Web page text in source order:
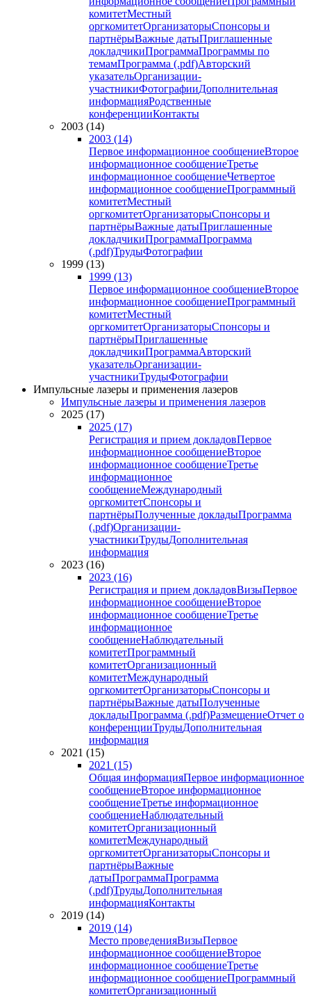
комитетМестный
оргкомитетОрганизаторыСпонсоры и
партнёрыВажные датыПриглашенные
докладчикиПрограммаПрограммы по
темамПрограмма (.pdf)Авторский
указательОрганизации-
участникиФотографииДополнительная
информацияРодственные
конференцииКонтакты
2003 (14)
2003 (14)
Первое информационное сообщениеВторое
информационное сообщениеТретье
информационное сообщениеЧетвертое
информационное сообщениеПрограммный
комитетМестный
оргкомитетОрганизаторыСпонсоры и
партнёрыВажные датыПриглашенные
докладчикиПрограммаПрограмма
(.pdf)ТрудыФотографии
1999 (13)
1999 (13)
Первое информационное сообщениеВторое
информационное сообщениеПрограммный
комитетМестный
оргкомитетОрганизаторыСпонсоры и
партнёрыПриглашенные
докладчикиПрограммаАвторский
указательОрганизации-
участникиТрудыФотографии
Импульсные лазеры и применения лазеров
Импульсные лазеры и применения лазеров
2025 (17)
2025 (17)
Регистрация и прием докладовПервое
информационное сообщениеВторое
информационное сообщениеТретье
информационное
сообщениеМеждународный
оргкомитетСпонсоры и
партнёрыПолученные докладыПрограмма
(.pdf)Организации-
участникиТрудыДополнительная
информация
2023 (16)
2023 (16)
Регистрация и прием докладовВизыПервое
информационное сообщениеВторое
информационное сообщениеТретье
информационное
сообщениеНаблюдательный
комитетПрограммный
комитетОрганизационный
комитетМеждународный
оргкомитетОрганизаторыСпонсоры и
партнёрыВажные датыПолученные
докладыПрограмма (.pdf)РазмещениеОтчет о
конференцииТрудыДополнительная
информация
2021 (15)
2021 (15)
Общая информацияПервое информационное
сообщениеВторое информационное
сообщениеТретье информационное
сообщениеНаблюдательный
комитетОрганизационный
комитетМеждународный
оргкомитетОрганизаторыСпонсоры и
партнёрыВажные
датыПрограммаПрограмма
(.pdf)ТрудыДополнительная
информацияКонтакты
2019 (14)
2019 (14)
Место проведенияВизыПервое
информационное сообщениеВторое
информационное сообщениеТретье
информационное сообщениеПрограммный
комитетОрганизационный